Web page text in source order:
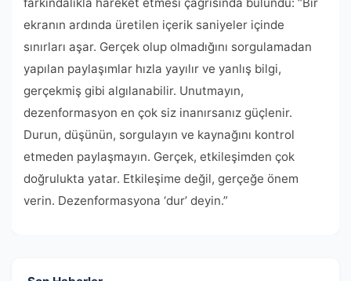
ekranın ardında üretilen içerik saniyeler içinde
sınırları aşar. Gerçek olup olmadığını sorgulamadan
yapılan paylaşımlar hızla yayılır ve yanlış bilgi,
gerçekmiş gibi algılanabilir. Unutmayın,
dezenformasyon en çok siz inanırsanız güçlenir.
Durun, düşünün, sorgulayın ve kaynağını kontrol
etmeden paylaşmayın. Gerçek, etkileşimden çok
doğrulukta yatar. Etkileşime değil, gerçeğe önem
verin. Dezenformasyona ‘dur’ deyin.”